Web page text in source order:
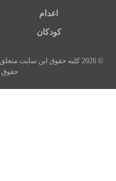
اعدام
کودکان
© 2026 کلیه حقوق این سایت
حقوق